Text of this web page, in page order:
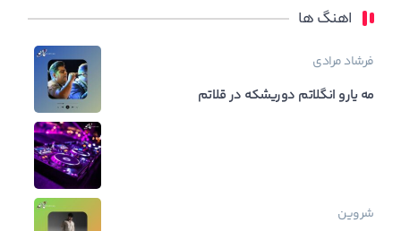
اهنگ ها
فرشاد مرادی
مه یارو انگلاتم دوریشکه در قلاتم
شروین